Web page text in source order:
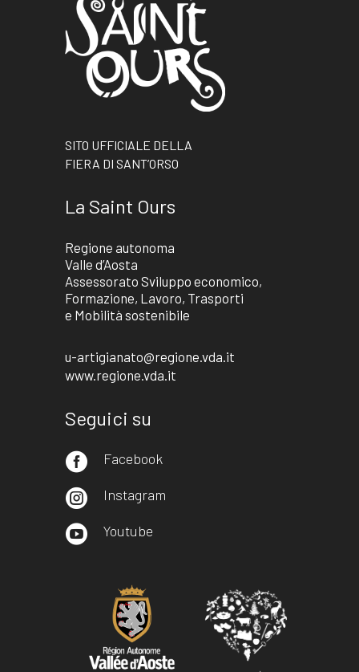
SITO UFFICIALE DELLA
FIERA DI SANT’ORSO
La Saint Ours
Regione autonoma
Valle d’Aosta
Assessorato Sviluppo economico,
Formazione, Lavoro, Trasporti
e Mobilità sostenibile
u-artigianato@regione.vda.it
www.regione.vda.it
Seguici su
 Facebook
 Instagram
 Youtube